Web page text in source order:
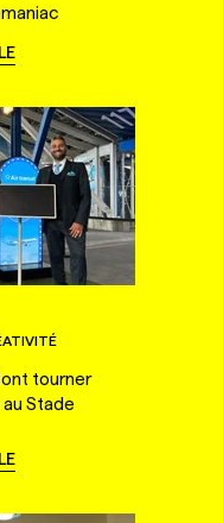
tourner
Stade